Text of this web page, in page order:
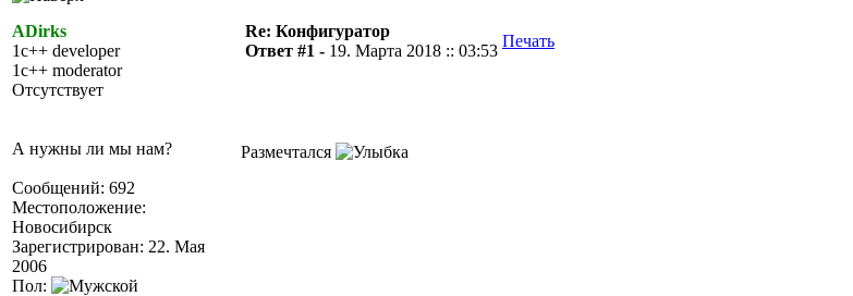
ADirks
1c++ developer
1c++ moderator
Отсутствует
А нужны ли мы нам?
Сообщений: 692
Местоположение:
Новосибирск
Зарегистрирован: 22. Мая
2006
Пол:
Re: Конфигуратор
Ответ #1 - 19. Марта 2018 :: 03:53
Печать
Размечтался